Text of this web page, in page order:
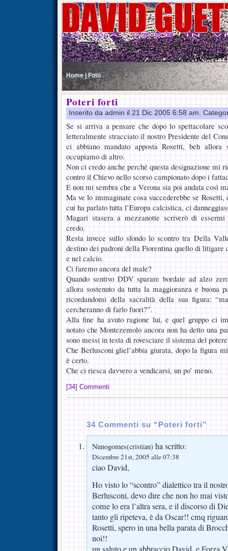
Home | Foto
Poteri forti
Inserito da admin il 21 Dic 2005 6:58 am.
Se si arriva a pensare che dopo lo spettacolare
letteralmente stracciato il nostro Presidente del
ci abbiano mandato apposta Rosetti, beh
occupiamo di altro.
Non ci credo anche perché questa designazione mi
contro il Chievo nello scorso campionato dopo i
E non mi sembra che a Verona sia poi andata così
Ma ve lo immaginate cosa succederebbe se
cui ha parlato tutta l’Europa calcistica, ci
Magari stasera a mezzanotte scriverò di
credo.
Resta invece sullo sfondo lo scontro tra Della
destino dei padroni della Fiorentina quello di
e nel calcio.
Ci faremo ancora del male?
Quando sentivo DDV sparare bordate ad alzo
allora sostenuto da tutta la maggioranza e buona
ricordandomi della sacralità della sua figura:
cercheranno di farlo fuori?”.
Alla fine ha avuto ragione lui, e quel gruppo ci
notato che Montezemolo ancora non ha detto una
sono messi in testa di rovesciare il sistema del
Che Berlusconi gliel’abbia giurata, dopo la figura
è certo.
Che ci riesca davvero a vendicarsi, un po’ meno.
[34] Commenti
34 Commenti su “Poteri forti”
Nunogomes(cristian) ha scritto:
Dicembre 21st, 2005 alle 07:38
ciao David,
Ho visto lo “scontro” dialettico tra il
Berlusconi, devo dire che non ho mai
come lo era l’altra sera, e il discorso di
tanto gli ripeteva, è da Oscar!! cmq
Rosetti, spero in una bella parata di
noi!!